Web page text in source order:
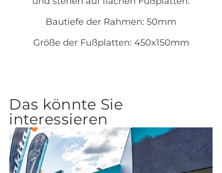
Bautiefe der Rahmen: 50mm
Größe der Fußplatten: 450x150mm
Das könnte Sie
interessieren